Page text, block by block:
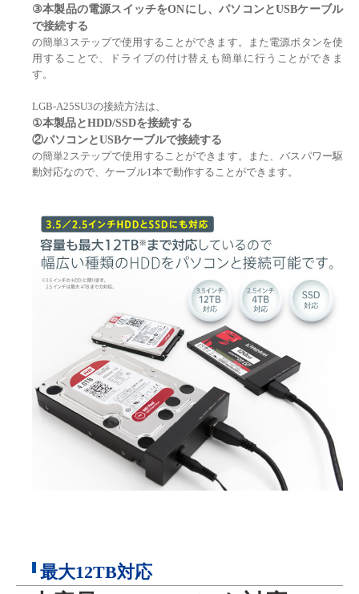
③本製品の電源スイッチをONにし、パソコンとUSBケーブル
で接続する
の簡単3ステップで使用することができます。また電源ボタンを使
用することで、ドライブの付け替えも簡単に行うことができま
す。
LGB-A25SU3の接続方法は、
①本製品とHDD/SSDを接続する
②パソコンとUSBケーブルで接続する
の簡単2ステップで使用することができます。また、バスパワー駆
動対応なので、ケーブル1本で動作することができます。
最大12TB対応